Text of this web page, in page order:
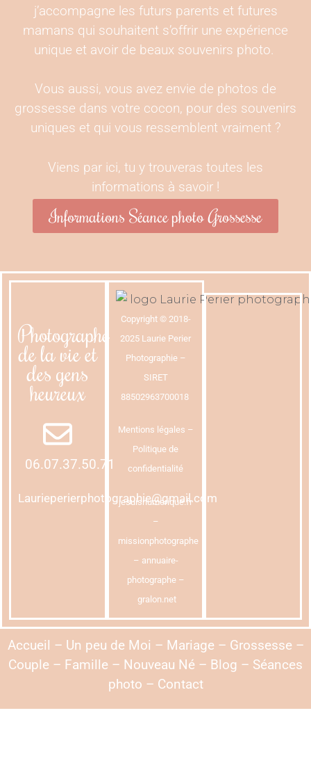
j’accompagne les futurs parents et futures
mamans qui souhaitent s’offrir une expérience
unique et avoir de beaux souvenirs photo.
Vous aussi, vous avez envie de photos de
grossesse dans votre cocon, pour des souvenirs
uniques et qui vous ressemblent vraiment ?
Viens par ici, tu y trouveras toutes les
informations à savoir !
Informations Séance photo Grossesse
Photographe
de la vie et
des gens
heureux
06.07.37.50.71
Laurieperierphotographie@gmail.com
Copyright © 2018-
2025 Laurie Perier
Photographie –
SIRET
88502963700018
Mentions légales –
Politique de
confidentialité
jesuisnumerique.fr
–
missionphotographe
– annuaire-
photographe–
gralon.net
Accueil – Un peu de Moi – Mariage– Grossesse–
Couple – Famille – Nouveau Né – Blog – Séances
photo – Contact